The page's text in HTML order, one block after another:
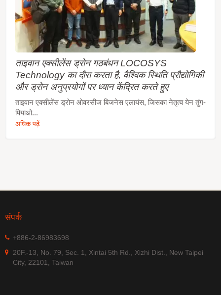
ताइवान एक्सीलेंस ड्रोन गठबंधन LOCOSYS
Technology का दौरा करता है, वैश्विक स्थिति प्रौद्योगिकी
और ड्रोन अनुप्रयोगों पर ध्यान केंद्रित करते हुए
ताइवान एक्सीलेंस ड्रोन ओवरसीज बिजनेस एलायंस, जिसका नेतृत्व येन तुंग-
पियाओ...
अधिक पढ़ें
संपर्क
+886-2-86983698
20F.-13, No. 79, Sec. 1, Xintai 5th Rd., Xizhi Dist., New Taipei
City, 22101, Taiwan